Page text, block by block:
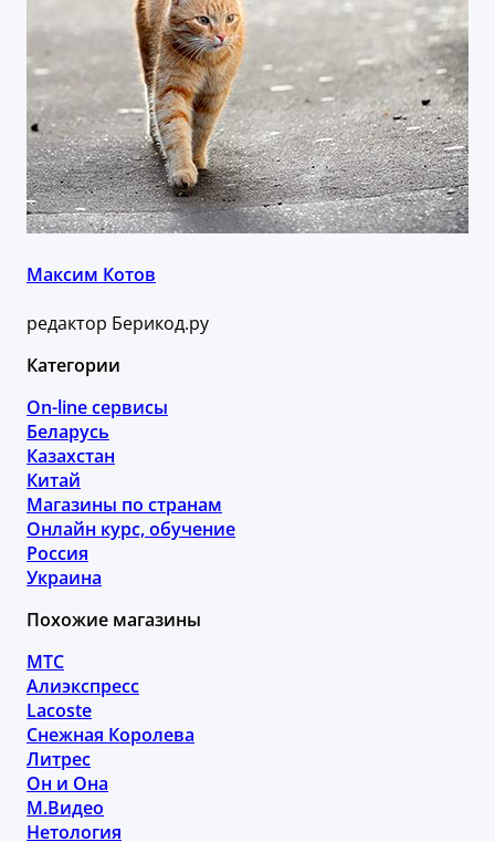
Максим Котов
редактор Берикод.ру
Категории
On-line сервисы
Беларусь
Казахстан
Китай
Магазины по странам
Онлайн курс, обучение
Россия
Украина
Похожие магазины
МТС
Алиэкспресс
Lacoste
Снежная Королева
Литрес
Он и Она
М.Видео
Нетология